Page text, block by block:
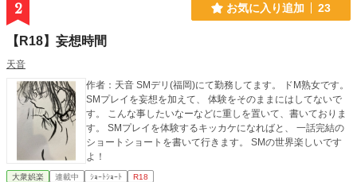
2 お気に入り追加 23
【R18】妄想時間
天音
作者：天音 SMデリ(福岡)にて勤務してます。 ドM熟女です。
SMプレイを妄想を加えて、 体験をそのままにはしてないで
す。 こんな事したいなーなどに重しを置いて、書いておりま
す。 SMプレイを体験するキッカケになればと、 一話完結の
ショートショートを書いて行きます。 SMの世界楽しいです
よ！
大衆娯楽 連載中 ｼｮｰﾄｼｮｰﾄ R18